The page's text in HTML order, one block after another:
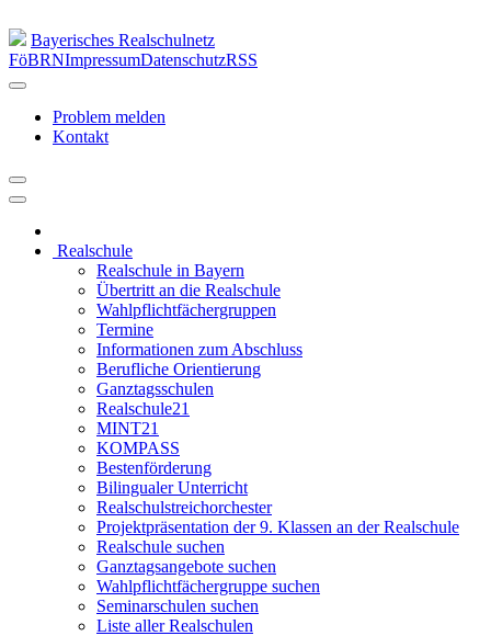
Bayerisches Realschulnetz
FöBRNImpressumDatenschutzRSS
Problem melden
Kontakt
Realschule
Realschule in Bayern
Übertritt an die Realschule
Wahlpflichtfächergruppen
Termine
Informationen zum Abschluss
Berufliche Orientierung
Ganztagsschulen
Realschule21
MINT21
KOMPASS
Bestenförderung
Bilingualer Unterricht
Realschulstreichorchester
Projektpräsentation der 9. Klassen an der Realschule
Realschule suchen
Ganztagsangebote suchen
Wahlpflichtfächergruppe suchen
Seminarschulen suchen
Liste aller Realschulen